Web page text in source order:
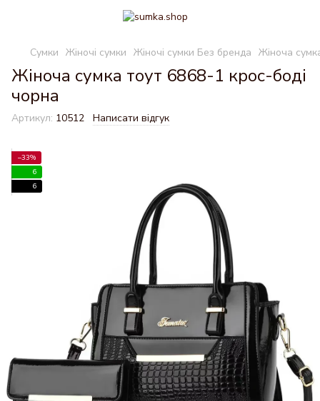
Сумки Жіночі сумки Жіночі сумки Без бренда Жіноча
Жіноча сумка тоут 6868-1 крос-боді
чорна
Артикул: 10512 Написати відгук
−33%
6
6